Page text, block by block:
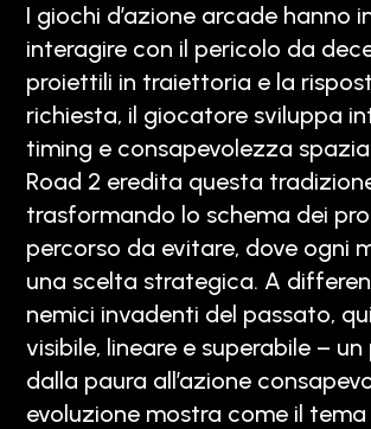
I giochi d’azione arcade hanno
interagire con il pericolo da
proiettili in traiettoria e la
richiesta, il giocatore sviluppa
timing e consapevolezza
Road 2 eredita questa
trasformando lo schema dei
percorso da evitare, dove ogni
una scelta strategica. A
nemici invadenti del passato,
visibile, lineare e superabile –
dalla paura all’azione
evoluzione mostra come il